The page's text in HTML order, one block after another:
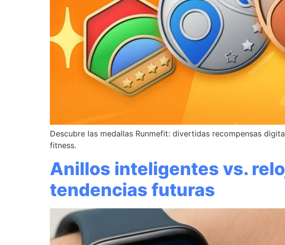
Descubre las medallas Runmefit: divertidas recompensas
fitness.
Anillos inteligentes vs.
tendencias futuras